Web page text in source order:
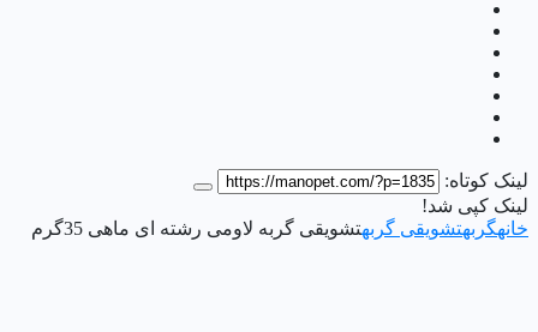
لینک کوتاه:
لینک کپی شد!
خانهگربهتشویقی گربهتشویقی گربه لاومی رشته ای ماهی 35گرم